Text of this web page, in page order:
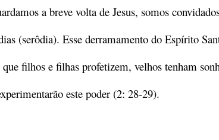
a breve volta de Jesus, somos
(serôdia). Esse derramamento do Espírito
filhos e filhas profetizem, velhos tenham
este poder (2: 28-29).